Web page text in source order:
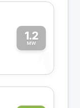
1.2
MW
1